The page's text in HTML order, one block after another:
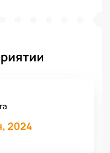
2024